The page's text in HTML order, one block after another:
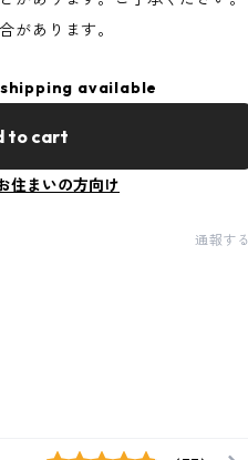
があります。
available
to cart
住まいの方向け
通報する